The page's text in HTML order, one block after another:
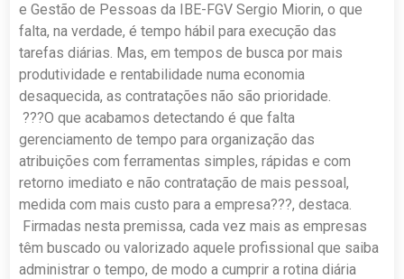
e Gestão de Pessoas da IBE-FGV Sergio Miorin, o que
falta, na verdade, é tempo hábil para execução das
tarefas diárias. Mas, em tempos de busca por mais
produtividade e rentabilidade numa economia
desaquecida, as contratações não são prioridade.
???O que acabamos detectando é que falta
gerenciamento de tempo para organização das
atribuições com ferramentas simples, rápidas e com
retorno imediato e não contratação de mais pessoal,
medida com mais custo para a empresa???, destaca.
Firmadas nesta premissa, cada vez mais as empresas
têm buscado ou valorizado aquele profissional que saiba
administrar o tempo, de modo a cumprir a rotina diária